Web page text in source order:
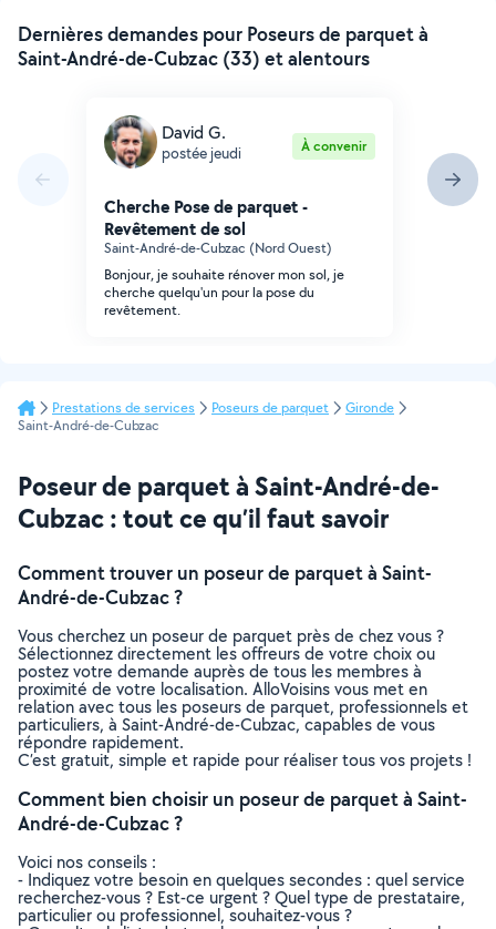
Dernières demandes pour Poseurs de parquet à
Saint-André-de-Cubzac (33) et alentours
David G.
postée jeudi À convenir
Cherche Pose de parquet -
Revêtement de sol
Saint-André-de-Cubzac (Nord Ouest)
Bonjour, je souhaite rénover mon sol, je
cherche quelqu'un pour la pose du
revêtement.
Prestations de services Poseurs de parquet
Gironde
Saint-André-de-Cubzac
Poseur de parquet à Saint-André-de-
Cubzac : tout ce qu’il faut savoir
Comment trouver un poseur de parquet à Saint-
André-de-Cubzac ?
Vous cherchez un poseur de parquet près de chez vous ?
Sélectionnez directement les offreurs de votre choix ou
postez votre demande auprès de tous les membres à
proximité de votre localisation. AlloVoisins vous met en
relation avec tous les poseurs de parquet, professionnels et
particuliers, à Saint-André-de-Cubzac, capables de vous
répondre rapidement.
C’est gratuit, simple et rapide pour réaliser tous vos projets !
Comment bien choisir un poseur de parquet à Saint-
André-de-Cubzac ?
Voici nos conseils :
- Indiquez votre besoin en quelques secondes : quel service
recherchez-vous ? Est-ce urgent ? Quel type de prestataire,
particulier ou professionnel, souhaitez-vous ?